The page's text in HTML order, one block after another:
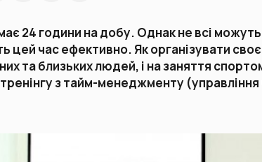
24 години на добу. Однак не всі
цей час ефективно. Як організувати
та близьких людей, і на заняття
з тайм-менеджменту